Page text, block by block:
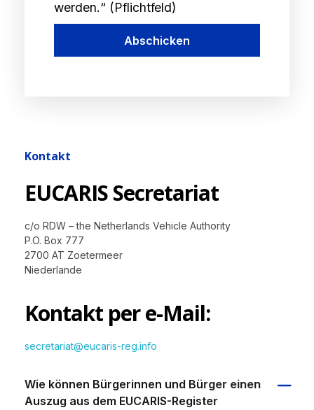
werden.“ (Pflichtfeld)
Abschicken
Kontakt
EUCARIS Secretariat
c/o RDW – the Netherlands Vehicle Authority
P.O. Box 777
2700 AT Zoetermeer
Niederlande
Kontakt per e-Mail:
secretariat@eucaris-reg.info
Wie können Bürgerinnen und Bürger einen
Auszug aus dem EUCARIS-Register